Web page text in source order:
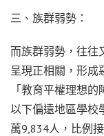
三、族群弱勢：
而族群弱勢，往往
呈現正相關，形成
「教育平權理想
以下偏遠地區學校
萬9,834人，比例